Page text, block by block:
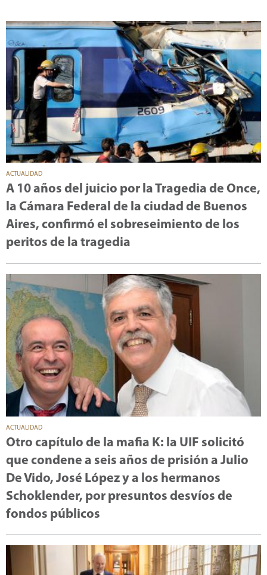
ACTUALIDAD
A 10 años del juicio por la Tragedia de Once,
la Cámara Federal de la ciudad de Buenos
Aires, confirmó el sobreseimiento de los
peritos de la tragedia
ACTUALIDAD
Otro capítulo de la mafia K: la UIF solicitó
que condene a seis años de prisión a Julio
De Vido, José López y a los hermanos
Schoklender, por presuntos desvíos de
fondos públicos